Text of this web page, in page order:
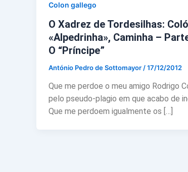
Colon gallego
O Xadrez de Tordesilhas:
«Alpedrinha», Caminha –
O “Príncipe”
António Pedro de Sottomayor /17/12/2012
Que me perdoe o meu amigo Rodrigo
pelo pseudo-plagio em que acabo de
Que me perdoem igualmente os […]